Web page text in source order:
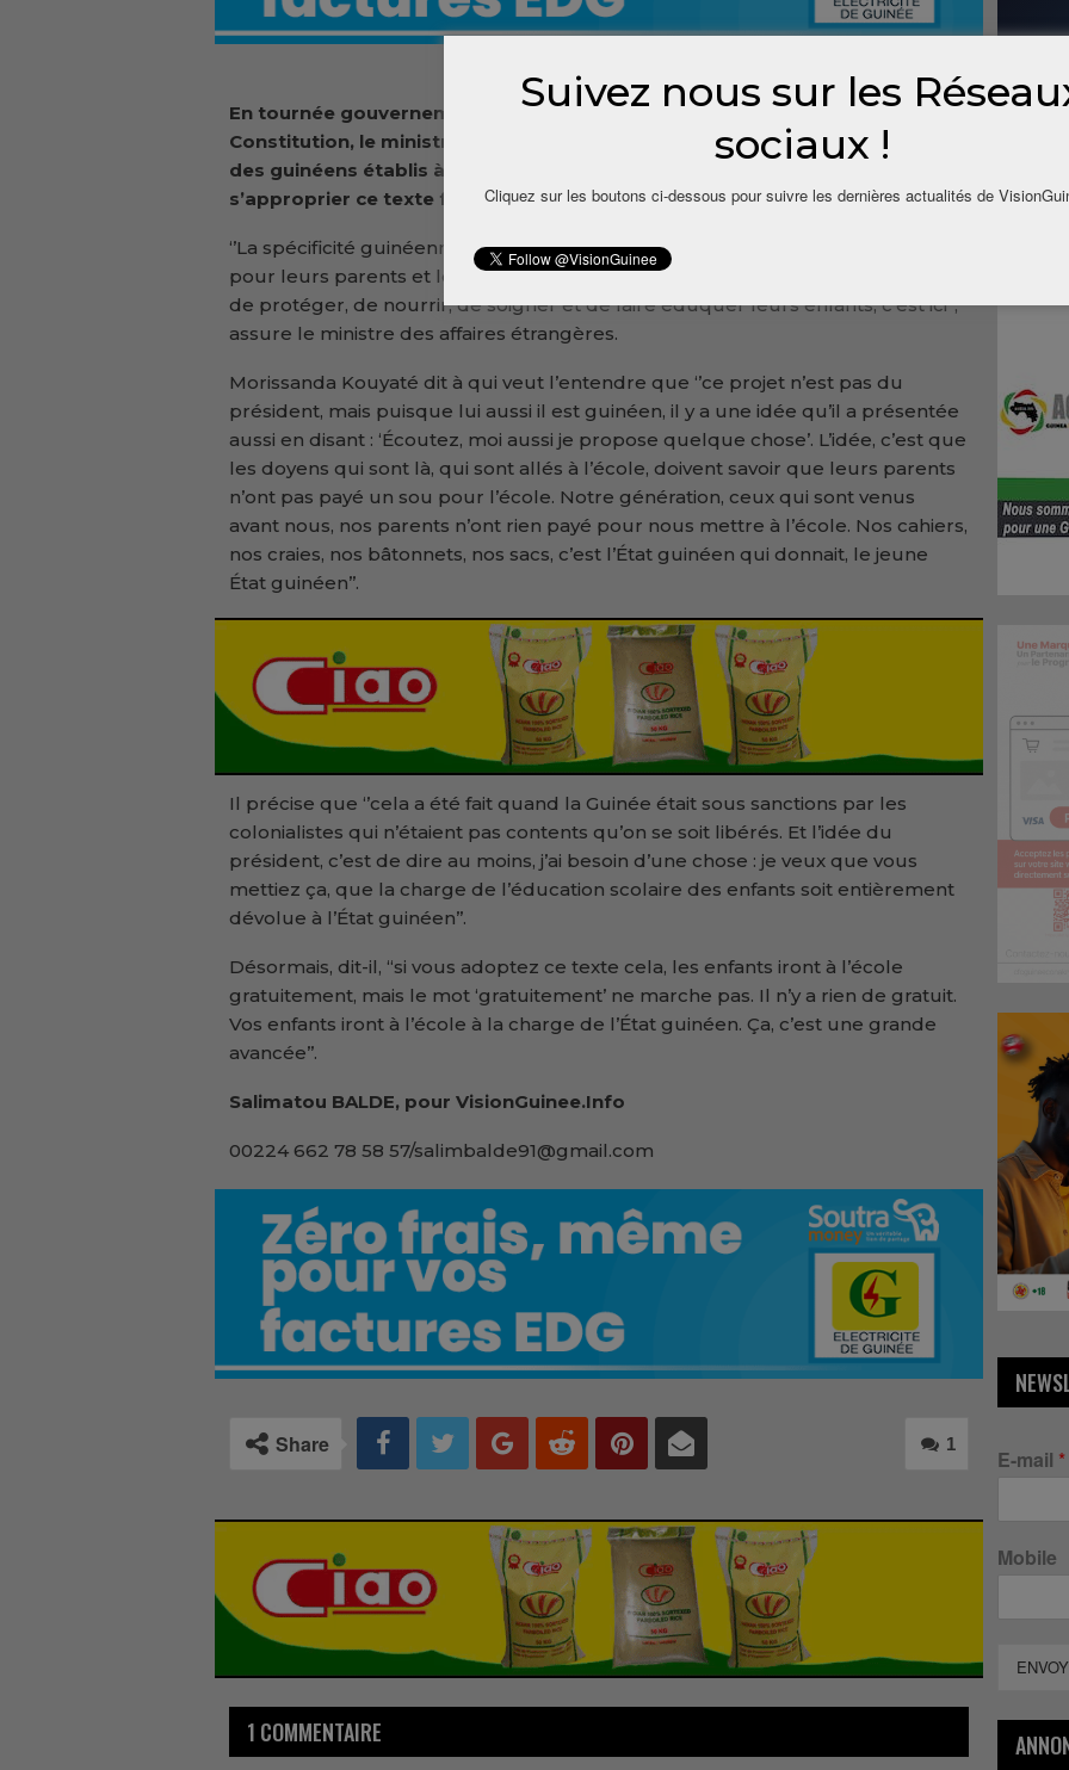
En tournée gouvernementale pour la vulgarisation du projet de nouvelle
Constitution, le ministre des affaires étrangères, de l’intégration africaine et
des guinéens établis à l’étranger a appelé les populations de Siguiri à
s’approprier ce texte fondamental.
‘’La spécificité guinéenne est dans ce projet. La famille, le respect des enfants
pour leurs parents et leurs collatéraux, c’est ici. La responsabilité des parents
de protéger, de nourrir, de soigner et de faire éduquer leurs enfants, c’est ici’’,
assure le ministre des affaires étrangères.
Morissanda Kouyaté dit à qui veut l’entendre que ‘’ce projet n’est pas du
président, mais puisque lui aussi il est guinéen, il y a une idée qu’il a présentée
aussi en disant : ‘Écoutez, moi aussi je propose quelque chose’. L’idée, c’est que
les doyens qui sont là, qui sont allés à l’école, doivent savoir que leurs parents
n’ont pas payé un sou pour l’école. Notre génération, ceux qui sont venus
avant nous, nos parents n’ont rien payé pour nous mettre à l’école. Nos cahiers,
nos craies, nos bâtonnets, nos sacs, c’est l’État guinéen qui donnait, le jeune
État guinéen’’.
Il précise que ‘’cela a été fait quand la Guinée était sous sanctions par les
colonialistes qui n’étaient pas contents qu’on se soit libérés. Et l’idée du
président, c’est de dire au moins, j’ai besoin d’une chose : je veux que vous
mettiez ça, que la charge de l’éducation scolaire des enfants soit entièrement
dévolue à l’État guinéen’’.
Désormais, dit-il, “si vous adoptez ce texte cela, les enfants iront à l’école
gratuitement, mais le mot ‘gratuitement’ ne marche pas. Il n’y a rien de gratuit.
Vos enfants iront à l’école à la charge de l’État guinéen. Ça, c’est une grande
avancée’’.
Salimatou BALDE, pour VisionGuinee.Info
00224 662 78 58 57/salimbalde91@gmail.com
1
Share
1 COMMENTAIRE
E-mail *
Mobile
Suivez nous sur les
sociaux !
Cliquez sur les boutons ci-dessous pour suivre les dernières actualités de